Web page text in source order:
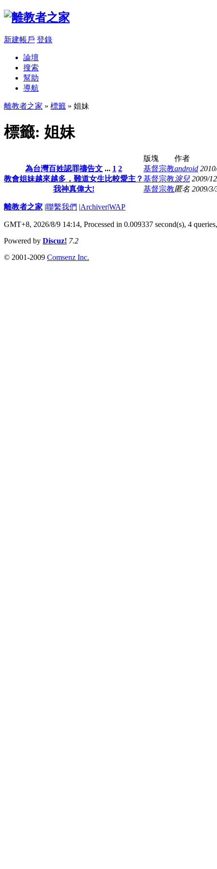
新建帳戶 登錄
論壇
搜索
幫助
導航
離教者之家 » 標籤 » 姐妹
標籤: 姐妹
版塊
作者
為台灣百姓認罪禱告文 ... 1 2 基督宗教android
教會姐妹越來越多，難道女生比較愛主？基督宗教淚兒 2009/
我神真偉大!
基督宗教匿名 2009/3/
離教者之家 |聯繫我們 |Archiver|WAP
GMT+8, 2026/8/9 14:14, Processed in 0.009337 second(s), 4
Powered by Discuz! 7.2
© 2001-2009 Comsenz Inc.